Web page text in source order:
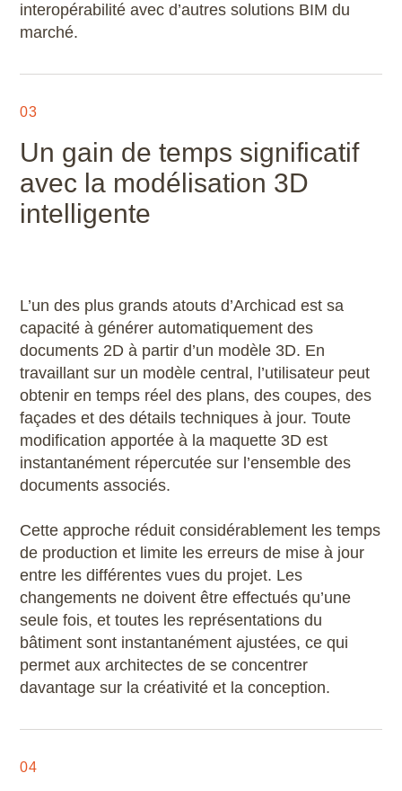
interopérabilité avec d’autres solutions BIM du
marché.
03
Un gain de temps significatif
avec la modélisation 3D
intelligente
L’un des plus grands atouts d’Archicad est sa
capacité à générer automatiquement des
documents 2D à partir d’un modèle 3D. En
travaillant sur un modèle central, l’utilisateur peut
obtenir en temps réel des plans, des coupes, des
façades et des détails techniques à jour. Toute
modification apportée à la maquette 3D est
instantanément répercutée sur l’ensemble des
documents associés.
Cette approche réduit considérablement les temps
de production et limite les erreurs de mise à jour
entre les différentes vues du projet. Les
changements ne doivent être effectués qu’une
seule fois, et toutes les représentations du
bâtiment sont instantanément ajustées, ce qui
permet aux architectes de se concentrer
davantage sur la créativité et la conception.
04